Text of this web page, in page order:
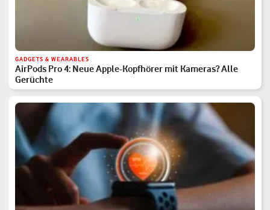
GADGETS & WEARABLES
AirPods Pro 4: Neue Apple-Kopfhörer mit Kameras? Alle
Gerüchte